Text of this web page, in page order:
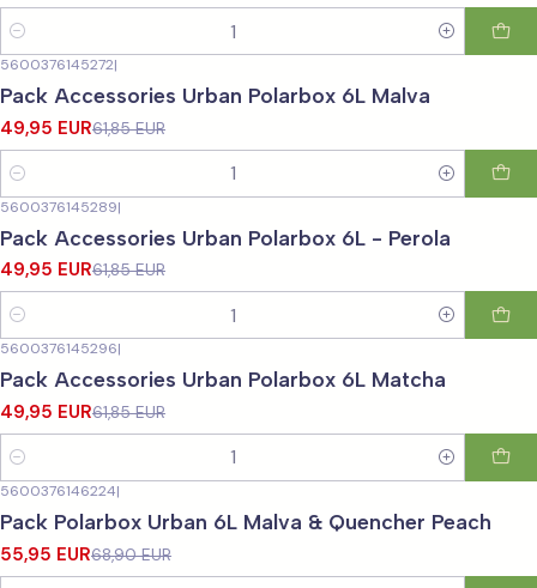
Quantidade
DESCONTO
5600376145272|
Pack Accessories Urban Polarbox 6L Malva
49,95 EUR61,85 EUR
Quantidade
-19%DESCONTO
5600376145289|
Pack Accessories Urban Polarbox 6L - Perola
49,95 EUR61,85 EUR
Quantidade
DESCONTO
5600376145296|
Pack Accessories Urban Polarbox 6L Matcha
49,95 EUR61,85 EUR
Quantidade
DESCONTO
5600376146224|
Pack Polarbox Urban 6L Malva & Quencher Peach
55,95 EUR68,90 EUR